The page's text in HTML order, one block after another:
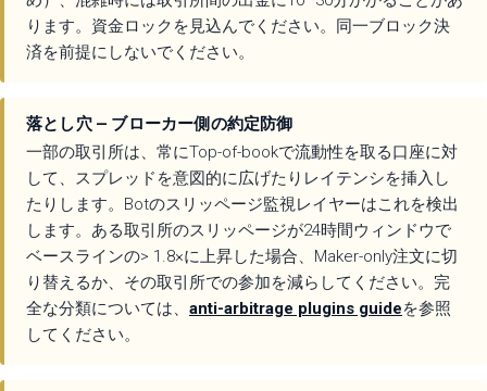
ります。資金ロックを見込んでください。同一ブロック決
済を前提にしないでください。
落とし穴 — ブローカー側の約定防御
一部の取引所は、常にTop-of-bookで流動性を取る口座に対
して、スプレッドを意図的に広げたりレイテンシを挿入し
たりします。Botのスリッページ監視レイヤーはこれを検出
します。ある取引所のスリッページが24時間ウィンドウで
ベースラインの> 1.8×に上昇した場合、Maker-only注文に切
り替えるか、その取引所での参加を減らしてください。完
全な分類については、 anti-arbitrage plugins guideを参照
してください。